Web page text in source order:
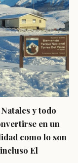
y todo
en un
como lo son
El